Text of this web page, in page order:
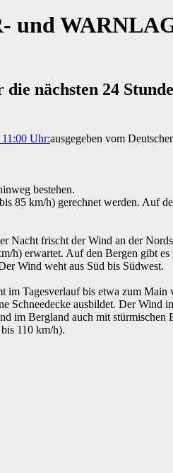
und
nächsten 24
ausgegeben vom
bestehen.
85 km/h) gerechnet werden. Auf
Nacht frischt der Wind an der
h) erwartet. Auf den Bergen gibt es
Wind weht aus Süd bis Südwest.
im Tagesverlauf bis etwa zum Main
Schneedecke ausbildet. Der Wind
im Bergland auch mit stürmischen
110 km/h).